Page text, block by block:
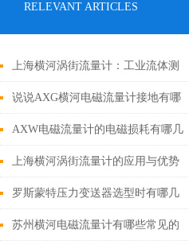
RELEVANT ARTICLES
上海横河涡街流量计：工业流体测
量的精准守护者
说说AXG横河电磁流量计接地有哪
些注意事项
AXW电磁流量计的电磁损耗有哪几
种形式
上海横河涡街流量计的应用与优势
罗斯蒙特压力变送器选型时有哪几
点需要注意的地方
苏州横河电磁流量计有哪些常见的